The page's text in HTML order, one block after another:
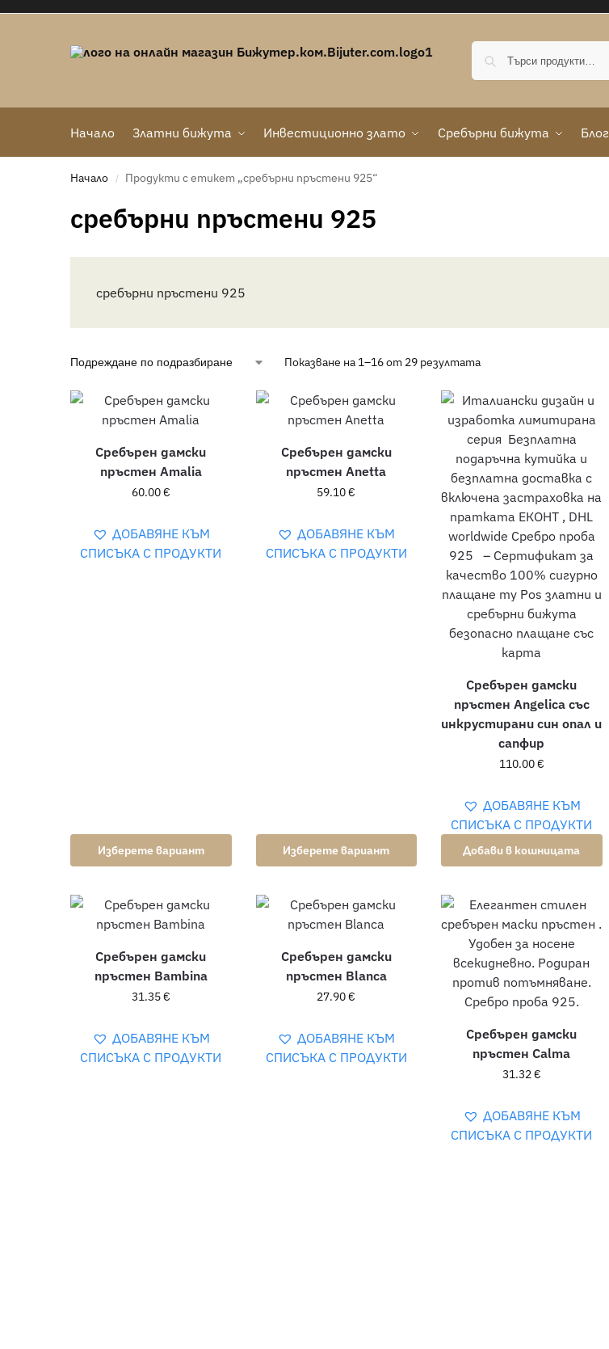
Начало Златни бижута Инвестиционно злато Сребърни бижута Блог
Начало / Продукти с етикет „сребърни пръстени 925“
сребърни пръстени 925
сребърни пръстени 925
Показване на 1–16 от 29 резултата
Сребърен дамски
пръстен Amalia
60.00€
Изберете вариант
ДОБАВЯНЕ КЪМ
СПИСЪКА С ПРОДУКТИ
Сребърен дамски
пръстен Anetta
59.10€
Изберете вариант
ДОБАВЯНЕ КЪМ
СПИСЪКА С ПРОДУКТИ
Сребърен дамски
пръстен Angelica със
инкрустирани син опал и
сапфир
110.00€
Добави в кошницата
ДОБАВЯНЕ КЪМ
СПИСЪКА С ПРОДУКТИ
Сребърен дамски
пръстен Bambina
31.35€
ДОБАВЯНЕ КЪМ
СПИСЪКА С ПРОДУКТИ
Сребърен дамски
пръстен Blanca
27.90€
ДОБАВЯНЕ КЪМ
СПИСЪКА С ПРОДУКТИ
Сребърен дамски
пръстен Calma
31.32€
ДОБАВЯНЕ КЪМ
СПИСЪКА С ПРОДУКТИ